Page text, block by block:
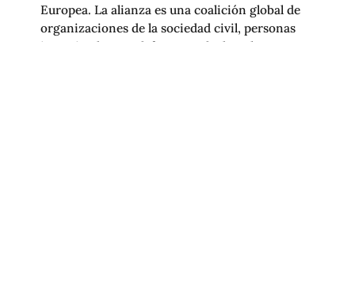
Europea. La alianza es una coalición global de
organizaciones de la sociedad civil, personas
investigadoras y defensoras de derechos...